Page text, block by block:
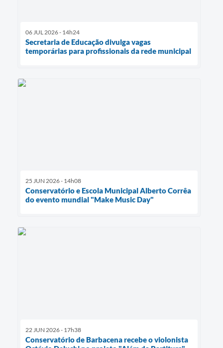
06 JUL 2026 - 14h24
Secretaria de Educação divulga vagas
temporárias para profissionais da rede municipal
25 JUN 2026 - 14h08
Conservatório e Escola Municipal Alberto Corrêa
do evento mundial "Make Music Day"
22 JUN 2026 - 17h38
Conservatório de Barbacena recebe o violonista